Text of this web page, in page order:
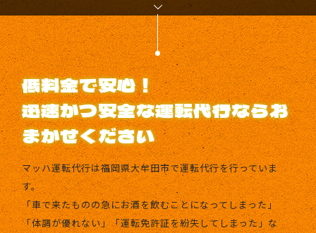
低料金で安心！
迅速かつ安全な運転代行ならお
まかせください
マッハ運転代行は福岡県大牟田市で運転代行を行っていま
す。
「車で来たものの急にお酒を飲むことになってしまった」
「体調が優れない」「運転免許証を紛失してしまった」な